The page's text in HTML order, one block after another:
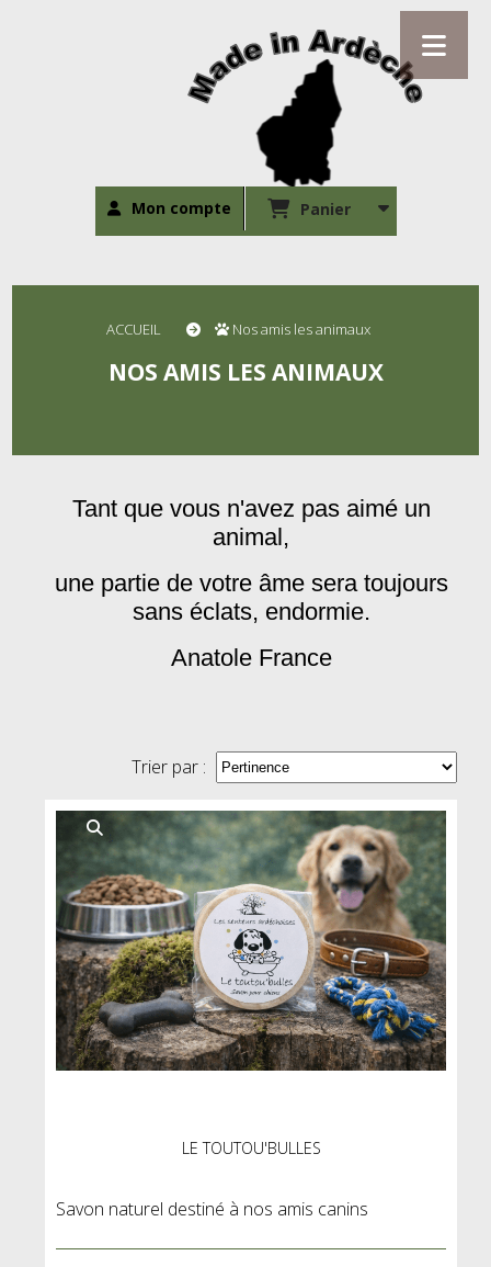
Mon compte Panier
ACCUEIL Nos amis les animaux
NOS AMIS LES ANIMAUX
Tant que vous n'avez pas aimé un
animal,
une partie de votre âme sera toujours
sans éclats, endormie.
Anatole France
Trier par :
LE TOUTOU'BULLES
Savon naturel destiné à nos amis canins